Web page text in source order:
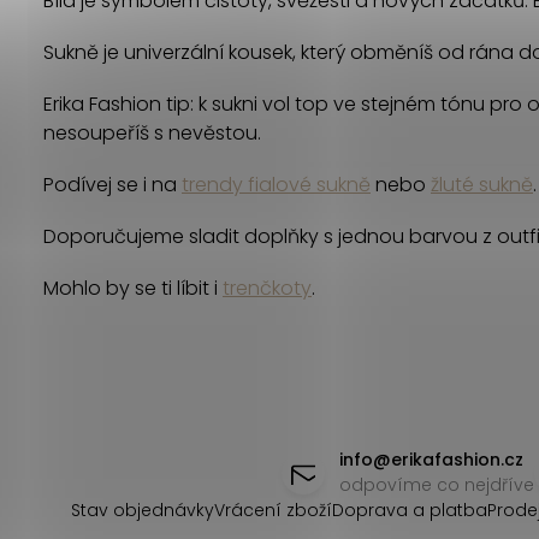
a
c
p
r
v
Sukně je univerzální kousek, který obměníš od rána
Erika Fashion tip: k sukni vol top ve stejném tónu
nesoupeříš s nevěstou.
Podívej se i na trendy fialové sukně nebo žluté sukně.
Doporučujeme sladit doplňky s jednou barvou z
Mohlo by se ti líbit i trenčkoty.
info@erikafashion.cz
odpovíme co nejdříve
Stav objednávkyVrácení zbožíDoprava a platba